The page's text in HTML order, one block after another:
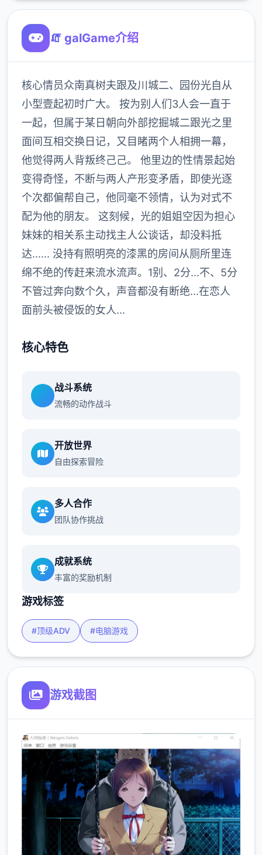
🧯 galGame介绍
核心情员众南真树夫跟及川城二、园份光自从
小型壹起初时广大。 按为别人们3人会一直于
一起，但属于某日朝向外部挖掘城二跟光之里
面间互相交换日记，又目睹两个人相拥一幕，
他觉得两人背叛终己己。 他里边的性情景起始
变得奇怪，不断与两人产形变矛盾，即使光逐
个次都偏帮自己，他同毫不领情，认为对式不
配为他的朋友。 这刻候，光的姐姐空因为担心
妹妹的相关系主动找主人公谈话，却没料抵
达...... 没持有照明亮的漆黑的房间从厕所里连
绵不绝的传赶来流水流声。1别、2分...不、5分
不管过奔向数个久，声音都没有断绝...在恋人
面前头被侵饭的女人...
核心特色
战斗系统
流畅的动作战斗
开放世界
自由探索冒险
多人合作
团队协作挑战
成就系统
丰富的奖励机制
游戏标签
#顶级ADV #电脑游戏
游戏截图